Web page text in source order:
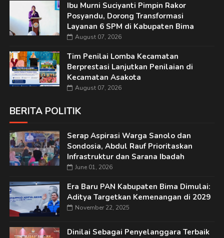
Ibu Murni Suciyanti Pimpin Rakor
Posyandu, Dorong Transformasi
Layanan 6 SPM di Kabupaten Bima
August 07, 2026
Tim Penilai Lomba Kecamatan
Berprestasi Lanjutkan Penilaian di
Kecamatan Asakota
August 07, 2026
BERITA POLITIK
Serap Aspirasi Warga Sanolo dan
Sondosia, Abdul Rauf Prioritaskan
Infrastruktur dan Sarana Ibadah
June 01, 2026
Era Baru PAN Kabupaten Bima Dimulai:
Aditya Targetkan Kemenangan di 2029
November 22, 2025
Dinilai Sebagai Penyelanggara Terbaik